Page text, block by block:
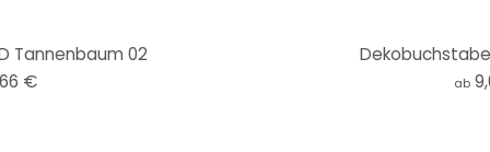
Tannenbaum 02
€
ab